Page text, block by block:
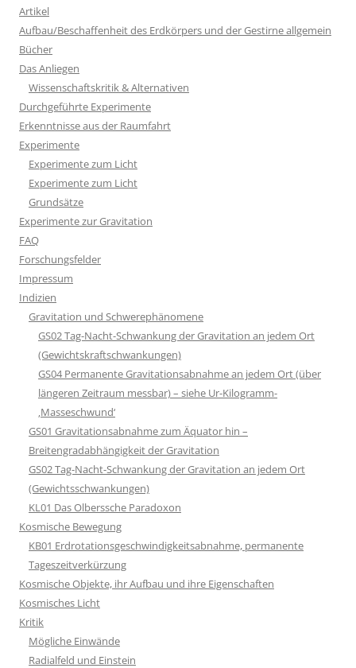
Artikel
Aufbau/Beschaffenheit des Erdkörpers und der Gestirne allgemein
Bücher
Das Anliegen
Wissenschaftskritik & Alternativen
Durchgeführte Experimente
Erkenntnisse aus der Raumfahrt
Experimente
Experimente zum Licht
Experimente zum Licht
Grundsätze
Experimente zur Gravitation
FAQ
Forschungsfelder
Impressum
Indizien
Gravitation und Schwerephänomene
GS02 Tag-Nacht-Schwankung der Gravitation an jedem Ort
(Gewichtskraftschwankungen)
GS04 Permanente Gravitationsabnahme an jedem Ort (über
längeren Zeitraum messbar) – siehe Ur-Kilogramm-
‚Masseschwund‘
GS01 Gravitationsabnahme zum Äquator hin –
Breitengradabhängigkeit der Gravitation
GS02 Tag-Nacht-Schwankung der Gravitation an jedem Ort
(Gewichtsschwankungen)
KL01 Das Olberssche Paradoxon
Kosmische Bewegung
KB01 Erdrotationsgeschwindigkeitsabnahme, permanente
Tageszeitverkürzung
Kosmische Objekte, ihr Aufbau und ihre Eigenschaften
Kosmisches Licht
Kritik
Mögliche Einwände
Radialfeld und Einstein